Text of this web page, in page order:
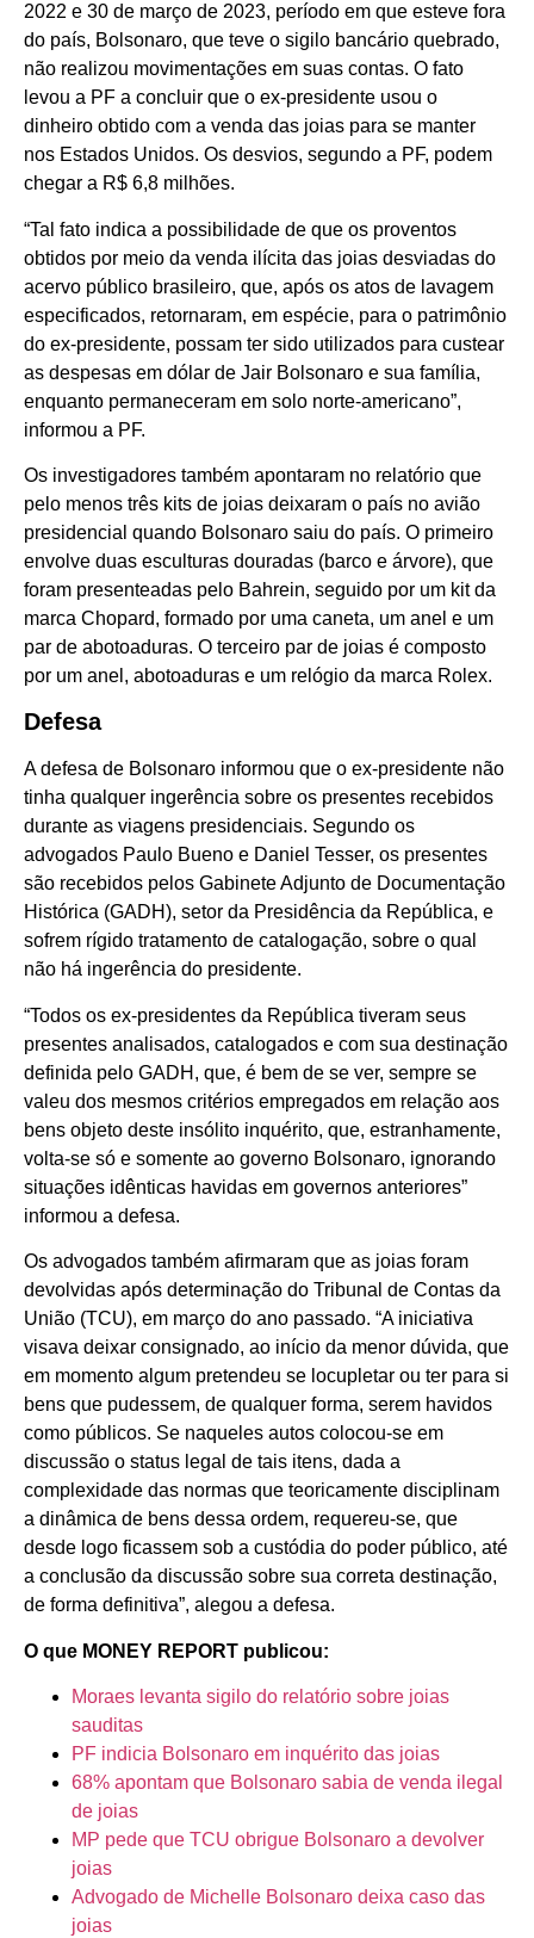
2022 e 30 de março de 2023, período em que esteve fora
do país, Bolsonaro, que teve o sigilo bancário quebrado,
não realizou movimentações em suas contas. O fato
levou a PF a concluir que o ex-presidente usou o
dinheiro obtido com a venda das joias para se manter
nos Estados Unidos. Os desvios, segundo a PF, podem
chegar a R$ 6,8 milhões.
“Tal fato indica a possibilidade de que os proventos
obtidos por meio da venda ilícita das joias desviadas do
acervo público brasileiro, que, após os atos de lavagem
especificados, retornaram, em espécie, para o patrimônio
do ex-presidente, possam ter sido utilizados para custear
as despesas em dólar de Jair Bolsonaro e sua família,
enquanto permaneceram em solo norte-americano”,
informou a PF.
Os investigadores também apontaram no relatório que
pelo menos três kits de joias deixaram o país no avião
presidencial quando Bolsonaro saiu do país. O primeiro
envolve duas esculturas douradas (barco e árvore), que
foram presenteadas pelo Bahrein, seguido por um kit da
marca Chopard, formado por uma caneta, um anel e um
par de abotoaduras. O terceiro par de joias é composto
por um anel, abotoaduras e um relógio da marca Rolex.
Defesa
A defesa de Bolsonaro informou que o ex-presidente não
tinha qualquer ingerência sobre os presentes recebidos
durante as viagens presidenciais. Segundo os
advogados Paulo Bueno e Daniel Tesser, os presentes
são recebidos pelos Gabinete Adjunto de Documentação
Histórica (GADH), setor da Presidência da República, e
sofrem rígido tratamento de catalogação, sobre o qual
não há ingerência do presidente.
“Todos os ex-presidentes da República tiveram seus
presentes analisados, catalogados e com sua destinação
definida pelo GADH, que, é bem de se ver, sempre se
valeu dos mesmos critérios empregados em relação aos
bens objeto deste insólito inquérito, que, estranhamente,
volta-se só e somente ao governo Bolsonaro, ignorando
situações idênticas havidas em governos anteriores”
informou a defesa.
Os advogados também afirmaram que as joias foram
devolvidas após determinação do Tribunal de Contas da
União (TCU), em março do ano passado. “A iniciativa
visava deixar consignado, ao início da menor dúvida, que
em momento algum pretendeu se locupletar ou ter para si
bens que pudessem, de qualquer forma, serem havidos
como públicos. Se naqueles autos colocou-se em
discussão o status legal de tais itens, dada a
complexidade das normas que teoricamente disciplinam
a dinâmica de bens dessa ordem, requereu-se, que
desde logo ficassem sob a custódia do poder público, até
a conclusão da discussão sobre sua correta destinação,
de forma definitiva”, alegou a defesa.
O que MONEY REPORT publicou:
Moraes levanta sigilo do relatório sobre joias
sauditas
PF indicia Bolsonaro em inquérito das joias
68% apontam que Bolsonaro sabia de venda ilegal
de joias
MP pede que TCU obrigue Bolsonaro a devolver
joias
Advogado de Michelle Bolsonaro deixa caso das
joias